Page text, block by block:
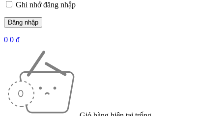
Ghi nhớ đăng nhập
0 0 ₫